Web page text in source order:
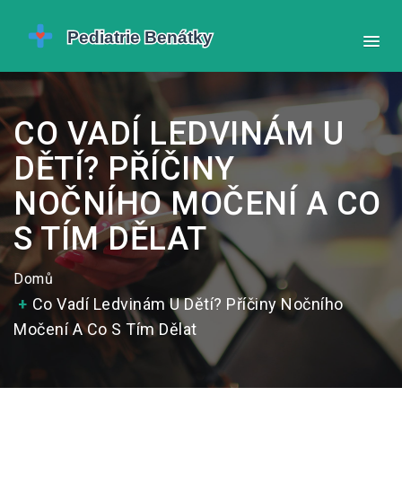
CO VADÍ LEDVINÁM U
DĚTÍ? PŘÍČINY
NOČNÍHO MOČENÍ A CO
S TÍM DĚLAT
Domů
Co Vadí Ledvinám U Dětí? Příčiny Nočního
Močení A Co S Tím Dělat